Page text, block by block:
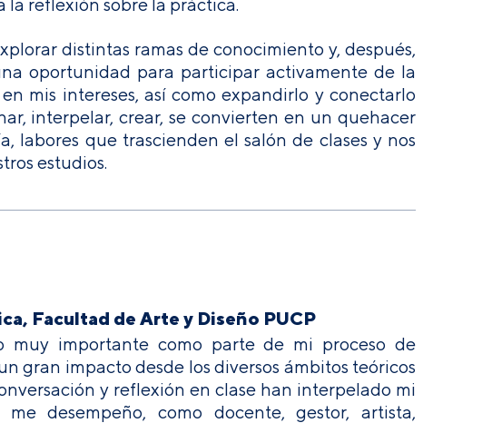
distintas ramas de conocimiento y, después,
oportunidad para participar activamente de la
mis intereses, así como expandirlo y conectarlo
interpelar, crear, se convierten en un quehacer
labores que trascienden el salón de clases y nos
estudios.
Facultad de Arte y Diseño PUCP
muy importante como parte de mi proceso de
gran impacto desde los diversos ámbitos teóricos
y reflexión en clase han interpelado mi
desempeño, como docente, gestor, artista,